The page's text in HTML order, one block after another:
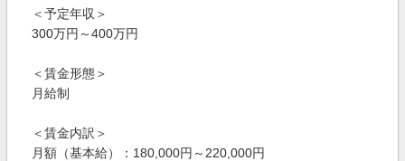
＜予定年収＞
300万円～400万円
＜賃金形態＞
月給制
＜賃金内訳＞
月額（基本給）：180,000円～220,000円